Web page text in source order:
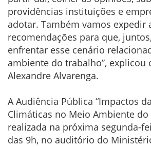
providências instituições e
adotar. Também vamos expedir
recomendações para que,
enfrentar esse cenário
ambiente do trabalho”, explicou
Alexandre Alvarenga.
A Audiência Pública “Impactos
Climáticas no Meio Ambiente do
realizada na próxima segunda-
das 9h, no auditório do